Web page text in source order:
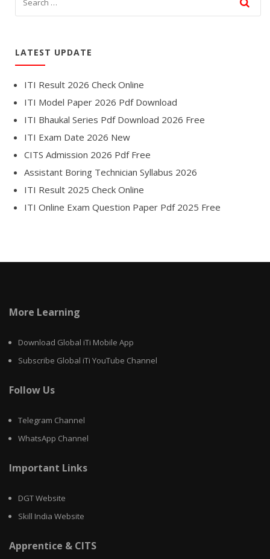
LATEST UPDATE
ITI Result 2026 Check Online
ITI Model Paper 2026 Pdf Download
ITI Bhaukal Series Pdf Download 2026 Free
ITI Exam Date 2026 New
CITS Admission 2026 Pdf Free
Assistant Boring Technician Syllabus 2026
ITI Result 2025 Check Online
ITI Online Exam Question Paper Pdf 2025 Free
More Learning
Download Global iTi Mobile App
Subscribe Global iTi YouTube Channel
Follow Us
Telegram Channel
WhatsApp Channel
Important Links
DGT Website
Skill India Website
Apprentice & CITS